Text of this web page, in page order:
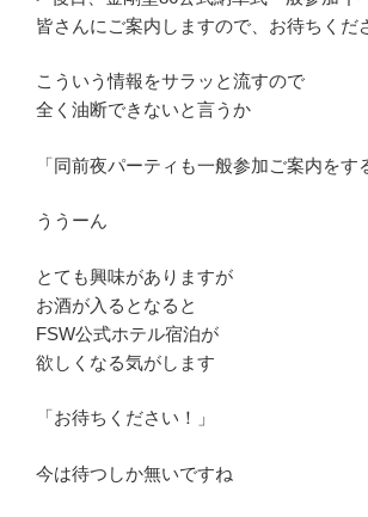
皆さんにご案内しますので、お待ちくだ
こういう情報をサラッと流すので
全く油断できないと言うか
「同前夜パーティも一般参加ご案内をす
ううーん
とても興味がありますが
お酒が入るとなると
FSW公式ホテル宿泊が
欲しくなる気がします
「お待ちください！」
今は待つしか無いですね